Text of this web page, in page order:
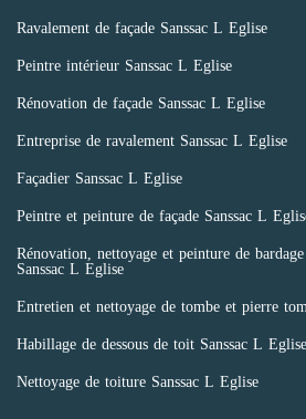
Ravalement de façade Sanssac L Eglise
Peintre intérieur Sanssac L Eglise
Rénovation de façade Sanssac L Eglise
Entreprise de ravalement Sanssac L Eglise
Façadier Sanssac L Eglise
Peintre et peinture de façade Sanssac L
Rénovation, nettoyage et peinture de
Sanssac L Eglise
Entretien et nettoyage de tombe et pierre
Habillage de dessous de toit Sanssac L Eglise
Nettoyage de toiture Sanssac L Eglise